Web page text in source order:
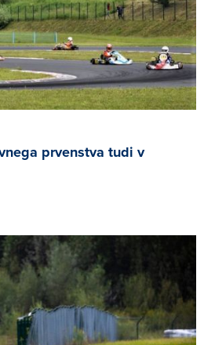
prvenstva tudi v